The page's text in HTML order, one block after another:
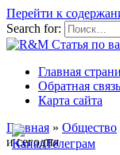
Перейти к
Search for:
Главная
Обратная связь
Карта сайта
Главная » Общество
и сегодня